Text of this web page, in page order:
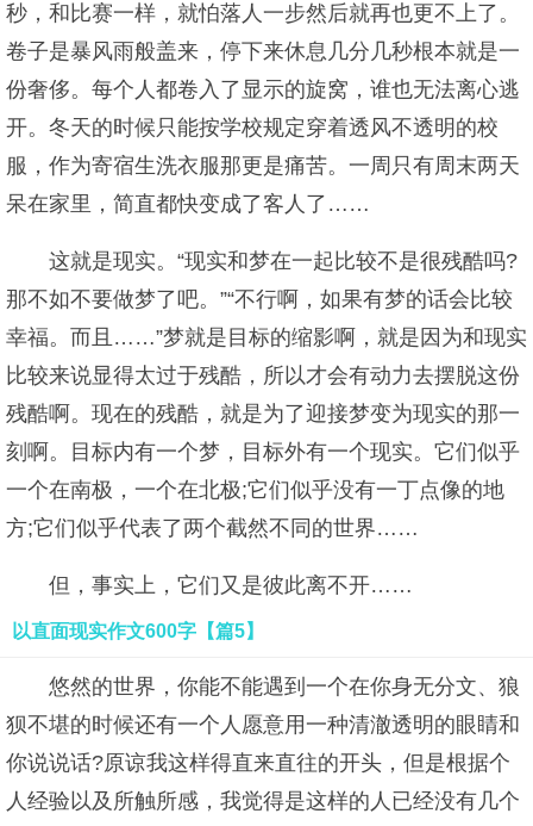
秒，和比赛一样，就怕落人一步然后就再也更不上了。
卷子是暴风雨般盖来，停下来休息几分几秒根本就是一
份奢侈。每个人都卷入了显示的旋窝，谁也无法离心逃
开。冬天的时候只能按学校规定穿着透风不透明的校
服，作为寄宿生洗衣服那更是痛苦。一周只有周末两天
呆在家里，简直都快变成了客人了……
这就是现实。“现实和梦在一起比较不是很残酷吗?
那不如不要做梦了吧。”“不行啊，如果有梦的话会比较
幸福。而且……”梦就是目标的缩影啊，就是因为和现实
比较来说显得太过于残酷，所以才会有动力去摆脱这份
残酷啊。现在的残酷，就是为了迎接梦变为现实的那一
刻啊。目标内有一个梦，目标外有一个现实。它们似乎
一个在南极，一个在北极;它们似乎没有一丁点像的地
方;它们似乎代表了两个截然不同的世界……
但，事实上，它们又是彼此离不开……
以直面现实作文600字【篇5】
悠然的世界，你能不能遇到一个在你身无分文、狼
狈不堪的时候还有一个人愿意用一种清澈透明的眼睛和
你说说话?原谅我这样得直来直往的开头，但是根据个
人经验以及所触所感，我觉得是这样的人已经没有几个